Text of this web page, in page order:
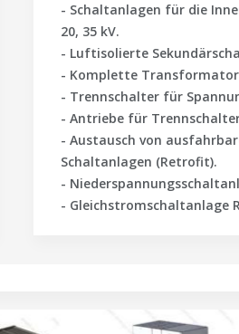
- Schaltanlagen für die
20, 35 kV.
- Luftisolierte
- Komplette
- Trennschalter für
- Antriebe für
- Austausch von
Schaltanlagen (Retrofit).
-
- Gleichstromschaltanlage